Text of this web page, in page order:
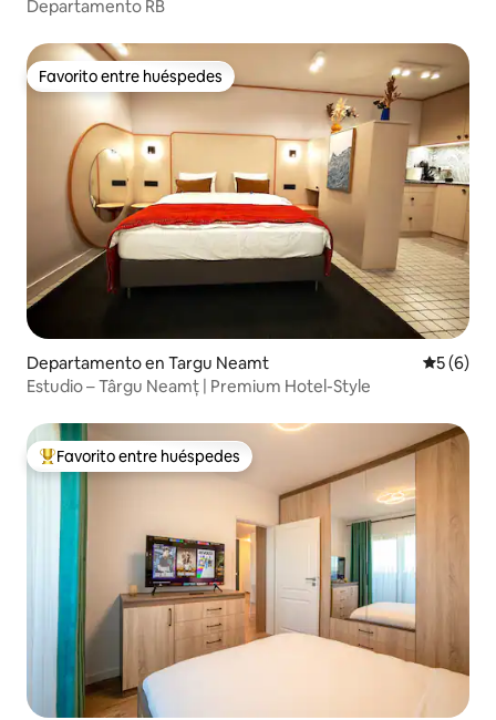
Departamento RB
Favorito entre huéspedes
Favorito entre huéspedes
Departamento en Targu Neamt
5 (6)
Estudio – Târgu Neamț | Premium Hotel-Style
De los mejores en Favorito entre huéspedes
Favorito entre huéspedes